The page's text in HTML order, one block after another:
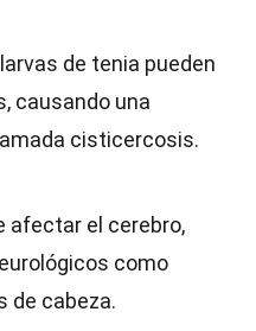
de tenia pueden
causando una
cisticercosis.
afectar el cerebro,
como
de cabeza.